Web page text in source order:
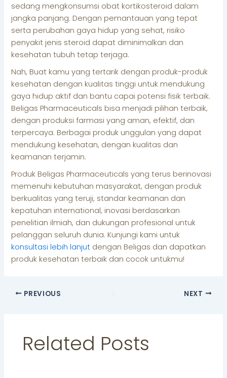
sedang mengkonsumsi obat kortikosteroid dalam
jangka panjang. Dengan pemantauan yang tepat
serta perubahan gaya hidup yang sehat, risiko
penyakit jenis steroid dapat diminimalkan dan
kesehatan tubuh tetap terjaga.
Nah, Buat kamu yang tertarik dengan produk-produk
kesehatan dengan kualitas tinggi untuk mendukung
gaya hidup aktif dan bantu capai potensi fisik terbaik.
Beligas Pharmaceuticals bisa menjadi pilihan terbaik,
dengan produksi farmasi yang aman, efektif, dan
terpercaya. Berbagai produk unggulan yang dapat
mendukung kesehatan, dengan kualitas dan
keamanan terjamin.
Produk Beligas Pharmaceuticals yang terus berinovasi
memenuhi kebutuhan masyarakat, dengan produk
berkualitas yang teruji, standar keamanan dan
kepatuhan international, inovasi berdasarkan
penelitian ilmiah, dan dukungan profesional untuk
pelanggan seluruh dunia. Kunjungi kami untuk
konsultasi lebih lanjut dengan Beligas dan dapatkan
produk kesehatan terbaik dan cocok untukmu!
PREVIOUS NEXT
Related Posts